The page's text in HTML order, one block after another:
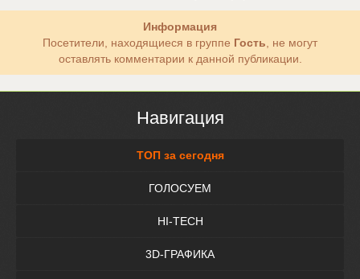
Информация
Посетители, находящиеся в группе Гость , не могут
оставлять комментарии к данной публикации.
Навигация
ТОП за сегодня
ГОЛОСУЕМ
HI-TECH
3D-ГРАФИКА